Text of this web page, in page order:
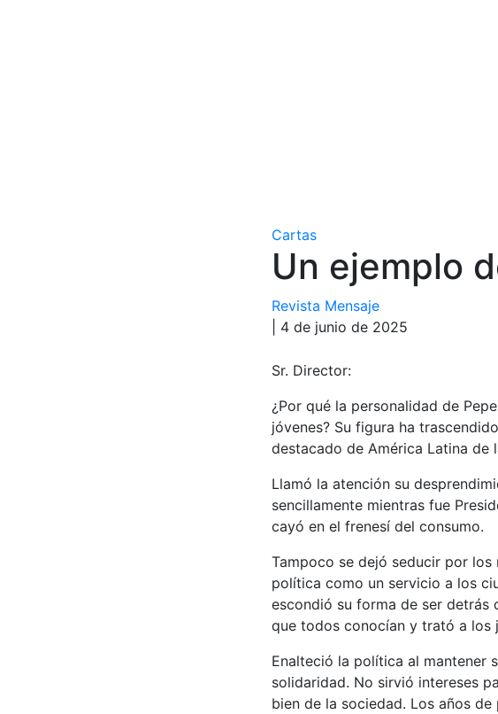
Cartas
Un ejemplo
Revista Mensaje
| 4 de junio de 2025
Sr. Director:
¿Por qué la personalidad de
jóvenes? Su figura ha
destacado de América Latina de
Llamó la atención su
sencillamente mientras fue
cayó en el frenesí del consumo.
Tampoco se dejó seducir por
política como un servicio a los
escondió su forma de ser detrás
que todos conocían y trató a los
Enalteció la política al mantener
solidaridad. No sirvió intereses
bien de la sociedad. Los años